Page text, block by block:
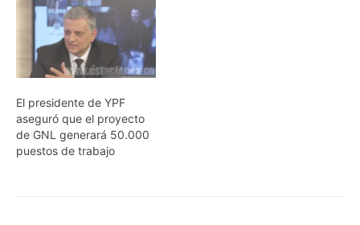
El presidente de YPF
aseguró que el proyecto
de GNL generará 50.000
puestos de trabajo